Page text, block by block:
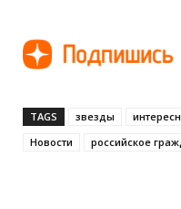
TAGS звезды
Новости
российское